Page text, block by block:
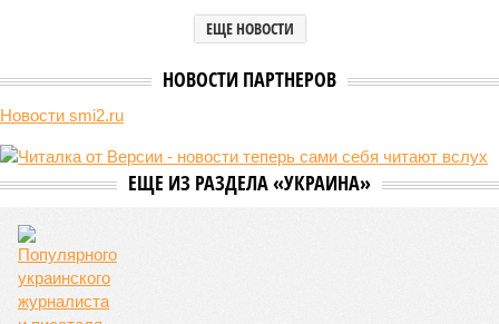
ЕЩЕ НОВОСТИ
НОВОСТИ ПАРТНЕРОВ
Новости smi2.ru
ЕЩЕ ИЗ РАЗДЕЛА «УКРАИНА»